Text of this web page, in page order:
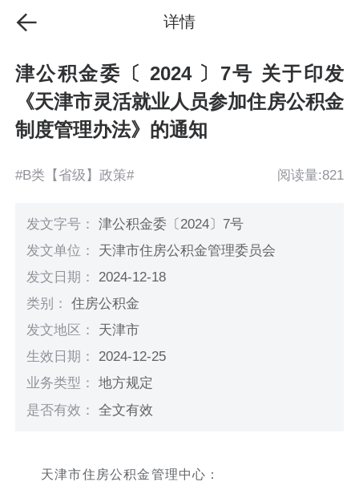
详情
津公积金委〔 2024 〕7号 关于印发
《天津市灵活就业人员参加住房公积金
制度管理办法》的通知
#B类【省级】政策# 阅读量:821
发文字号：津公积金委〔2024〕7号
发文单位： 天津市住房公积金管理委员会
发文日期： 2024-12-18
类别：住房公积金
发文地区： 天津市
生效日期： 2024-12-25
业务类型：地方规定
是否有效：全文有效
天津市住房公积金管理中心：